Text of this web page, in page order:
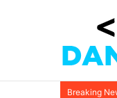
Breaking